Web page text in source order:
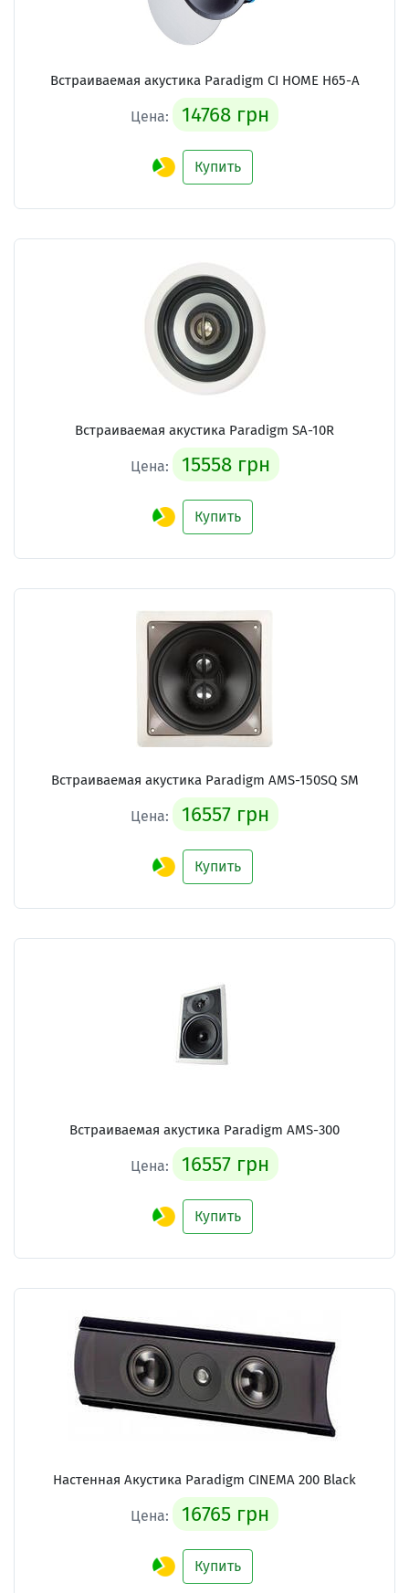
Встраиваемая акустика Paradigm CI HOME H65-A
Цена: 14768 грн
Купить
Встраиваемая акустика Paradigm SA-10R
Цена: 15558 грн
Купить
Встраиваемая акустика Paradigm AMS-150SQ SM
Цена: 16557 грн
Купить
Встраиваемая акустика Paradigm AMS-300
Цена: 16557 грн
Купить
Настенная Акустика Paradigm CINEMA 200 Black
Цена: 16765 грн
Купить